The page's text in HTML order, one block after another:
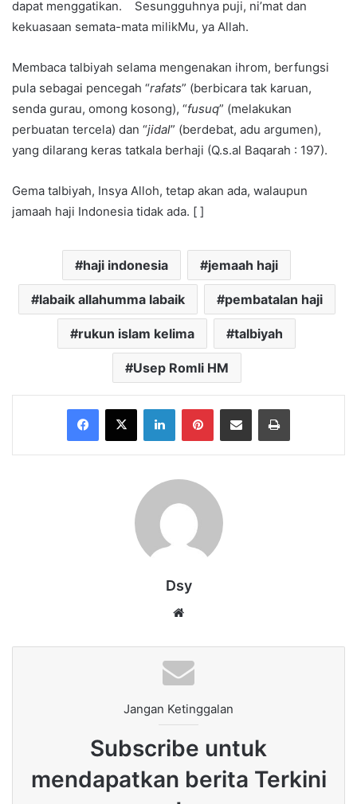
dapat menggatikan. Sesungguhnya puji, ni’mat dan
kekuasaan semata-mata milikMu, ya Allah.
Membaca talbiyah selama mengenakan ihrom, berfungsi
pula sebagai pencegah “rafats” (berbicara tak karuan,
senda gurau, omong kosong), “fusuq” (melakukan
perbuatan tercela) dan “jidal” (berdebat, adu argumen),
yang dilarang keras tatkala berhaji (Q.s.al Baqarah : 197).
Gema talbiyah, Insya Alloh, tetap akan ada, walaupun
jamaah haji Indonesia tidak ada. [ ]
haji indonesia jemaah haji
labaik allahumma labaik pembatalan haji
rukun islam kelima talbiyah
Usep Romli HM
Facebook
X LinkedInPinterestShare via Email Print
Dsy
Jangan Ketinggalan
Subscribe untuk
mendapatkan berita Terkini